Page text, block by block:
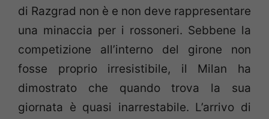
di Razgrad non è e non deve rappresentare
una minaccia per i rossoneri. Sebbene la
competizione all’interno del girone non
fosse proprio irresistibile, il Milan ha
dimostrato che quando trova la sua
giornata è quasi inarrestabile. L’arrivo di